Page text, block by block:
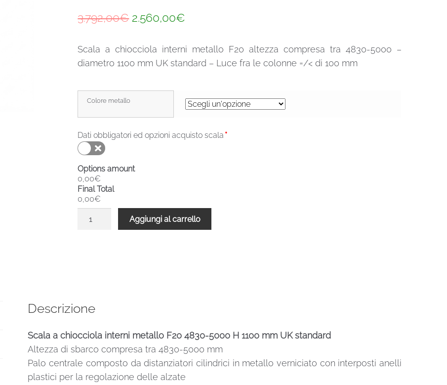
3.792,00€ Il
originale
era:
3.792,00€.
2.560,00€
attuale
è:
Scala a chiocciola interni metallo F20 altezza compresa tra 4830-5000 –
diametro 1100 mm UK standard – Luce fra le colonne =/< di 100 mm
Colore metallo
Dati obbligatori ed opzioni acquisto scala *
Options amount
0,00€
Final Total
0,00€
H
mm
UK
standard
quantità
Aggiungi al carrello
Descrizione
Scala a chiocciola interni metallo F20 4830-5000 H 1100 mm UK standard
Altezza di sbarco compresa tra 4830-5000 mm
Palo centrale composto da distanziatori cilindrici in metallo verniciato con interposti anelli
plastici per la regolazione delle alzate